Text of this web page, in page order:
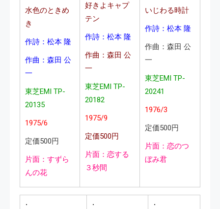
水色のときめ
き
作詩：松本 隆
作曲：森田 公
一
東芝EMI TP-
20135
1975/6
定価500円
片面：すずら
んの花
好きよキャプ
テン
作詩：松本 隆
作曲：森田 公
一
東芝EMI TP-
20182
1975/9
定価500円
片面：恋する
３秒間
いじわる時計
作詩：松本 隆
作曲：森田 公
一
東芝EMI TP-
20241
1976/3
定価500円
片面：恋のつ
ぼみ君